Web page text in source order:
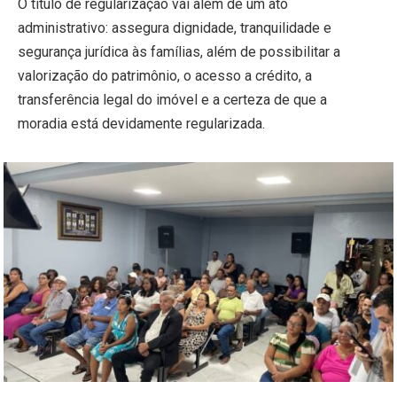
O título de regularização vai além de um ato
administrativo: assegura dignidade, tranquilidade e
segurança jurídica às famílias, além de possibilitar a
valorização do patrimônio, o acesso a crédito, a
transferência legal do imóvel e a certeza de que a
moradia está devidamente regularizada.